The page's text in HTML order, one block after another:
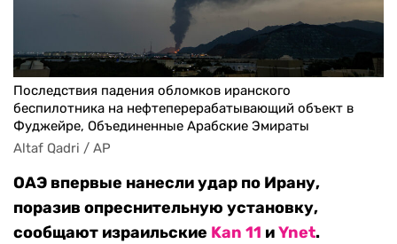
Последствия падения обломков иранского
беспилотника на нефтеперерабатывающий объект в
Фуджейре, Объединенные Арабские Эмираты
Altaf Qadri / AP
ОАЭ впервые нанесли удар по Ирану,
поразив опреснительную установку,
сообщают израильские Kan 11 иYnet.